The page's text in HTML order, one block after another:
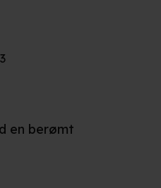
en berømt